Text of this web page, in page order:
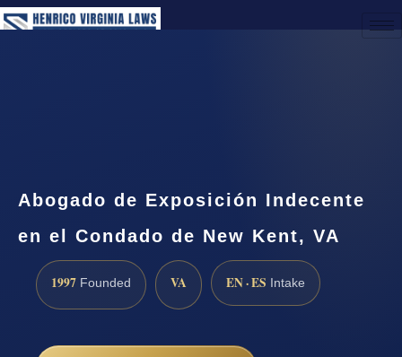
Abogado de Exposición Indecente
en el Condado de New Kent, VA
1997 Founded VA EN · ES Intake